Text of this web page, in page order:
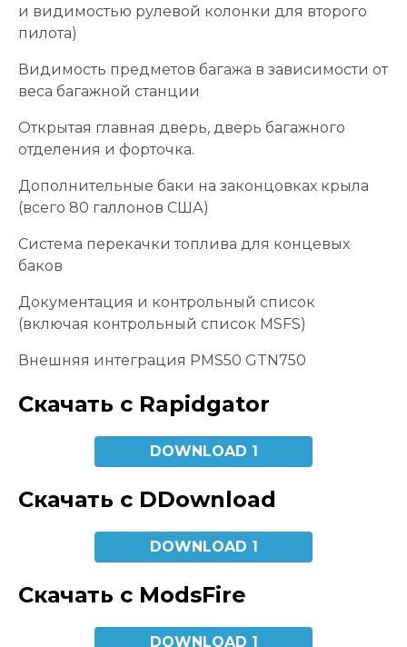
и видимостью рулевой колонки для второго
пилота)
Видимость предметов багажа в зависимости от
веса багажной станции
Открытая главная дверь, дверь багажного
отделения и форточка.
Дополнительные баки на законцовках крыла
(всего 80 галлонов США)
Система перекачки топлива для концевых
баков
Документация и контрольный список
(включая контрольный список MSFS)
Внешняя интеграция PMS50 GTN750
Скачать с Rapidgator
DOWNLOAD 1
Скачать с DDownload
DOWNLOAD 1
Скачать с ModsFire
DOWNLOAD 1